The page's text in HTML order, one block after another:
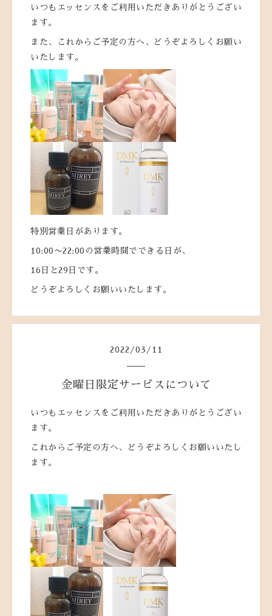
いつもエッセンスをご利用いただきありがとうござい
ます。
また、これからご予定の方へ、どうぞよろしくお願い
いたします。
特別営業日があります。
10:00〜22:00の営業時間でできる日が、
16日と29日です。
どうぞよろしくお願いいたします。
2022 /03 / 11
金曜日限定サービスについて
いつもエッセンスをご利用いただきありがとうござい
ます。
これからご予定の方へ、どうぞよろしくお願いいたし
ます。